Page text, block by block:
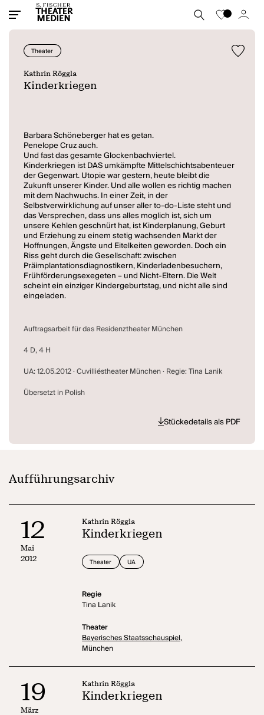
Theater
Kathrin Röggla
Kinderkriegen
Barbara Schöneberger hat es getan.
Penelope Cruz auch.
Und fast das gesamte Glockenbachviertel.
Kinderkriegen ist DAS umkämpfte Mittelschichtsabenteuer
der Gegenwart. Utopie war gestern, heute bleibt die
Zukunft unserer Kinder. Und alle wollen es richtig machen
mit dem Nachwuchs. In einer Zeit, in der
Selbstverwirklichung auf unser aller to-do-Liste steht und
das Versprechen, dass uns alles moglich ist, sich um
unsere Kehlen geschnürt hat, ist Kinderplanung, Geburt
und Erziehung zu einem stetig wachsenden Markt der
Hoffnungen, Ängste und Eitelkeiten geworden. Doch ein
Riss geht durch die Gesellschaft: zwischen
Präimplantationsdiagnostikern, Kinderladenbesuchern,
Frühförderungsexegeten – und Nicht-Eltern. Die Welt
scheint ein einziger Kindergeburtstag, und nicht alle sind
eingeladen.
des Elternseins – über das, was mit dem üblichen
zwanghaft-sentimentalen Blick auf die lieben Kleinen alles
unter den Tisch fallt.
Kathrin Röggla und Tina Lanik wollten endlich mal
zusammen arbeiten und haben vorausschauend auch die
Geburt ihrer Kinder ins selbe Jahr gelegt. (Residentheater
München)
Auftragsarbeit für das Residenztheater München
4 D, 4 H
UA: 12.05.2012 · Cuvilliéstheater München · Regie: Tina Lanik
Übersetzt in Polish
Stückedetails als PDF
Aufführungsarchiv
12
Mai
2012
Kathrin Röggla
Kinderkriegen
Theater UA
Regie
Tina Lanik
Theater
Bayerisches Staatsschauspiel,
München
19
März
Kathrin Röggla
Kinderkriegen